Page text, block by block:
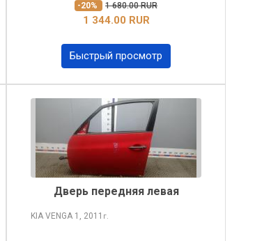
-20% 1 680.00 RUR
1 344.00 RUR
Быстрый просмотр
Дверь передняя левая
KIA VENGA 1, 2011 г.